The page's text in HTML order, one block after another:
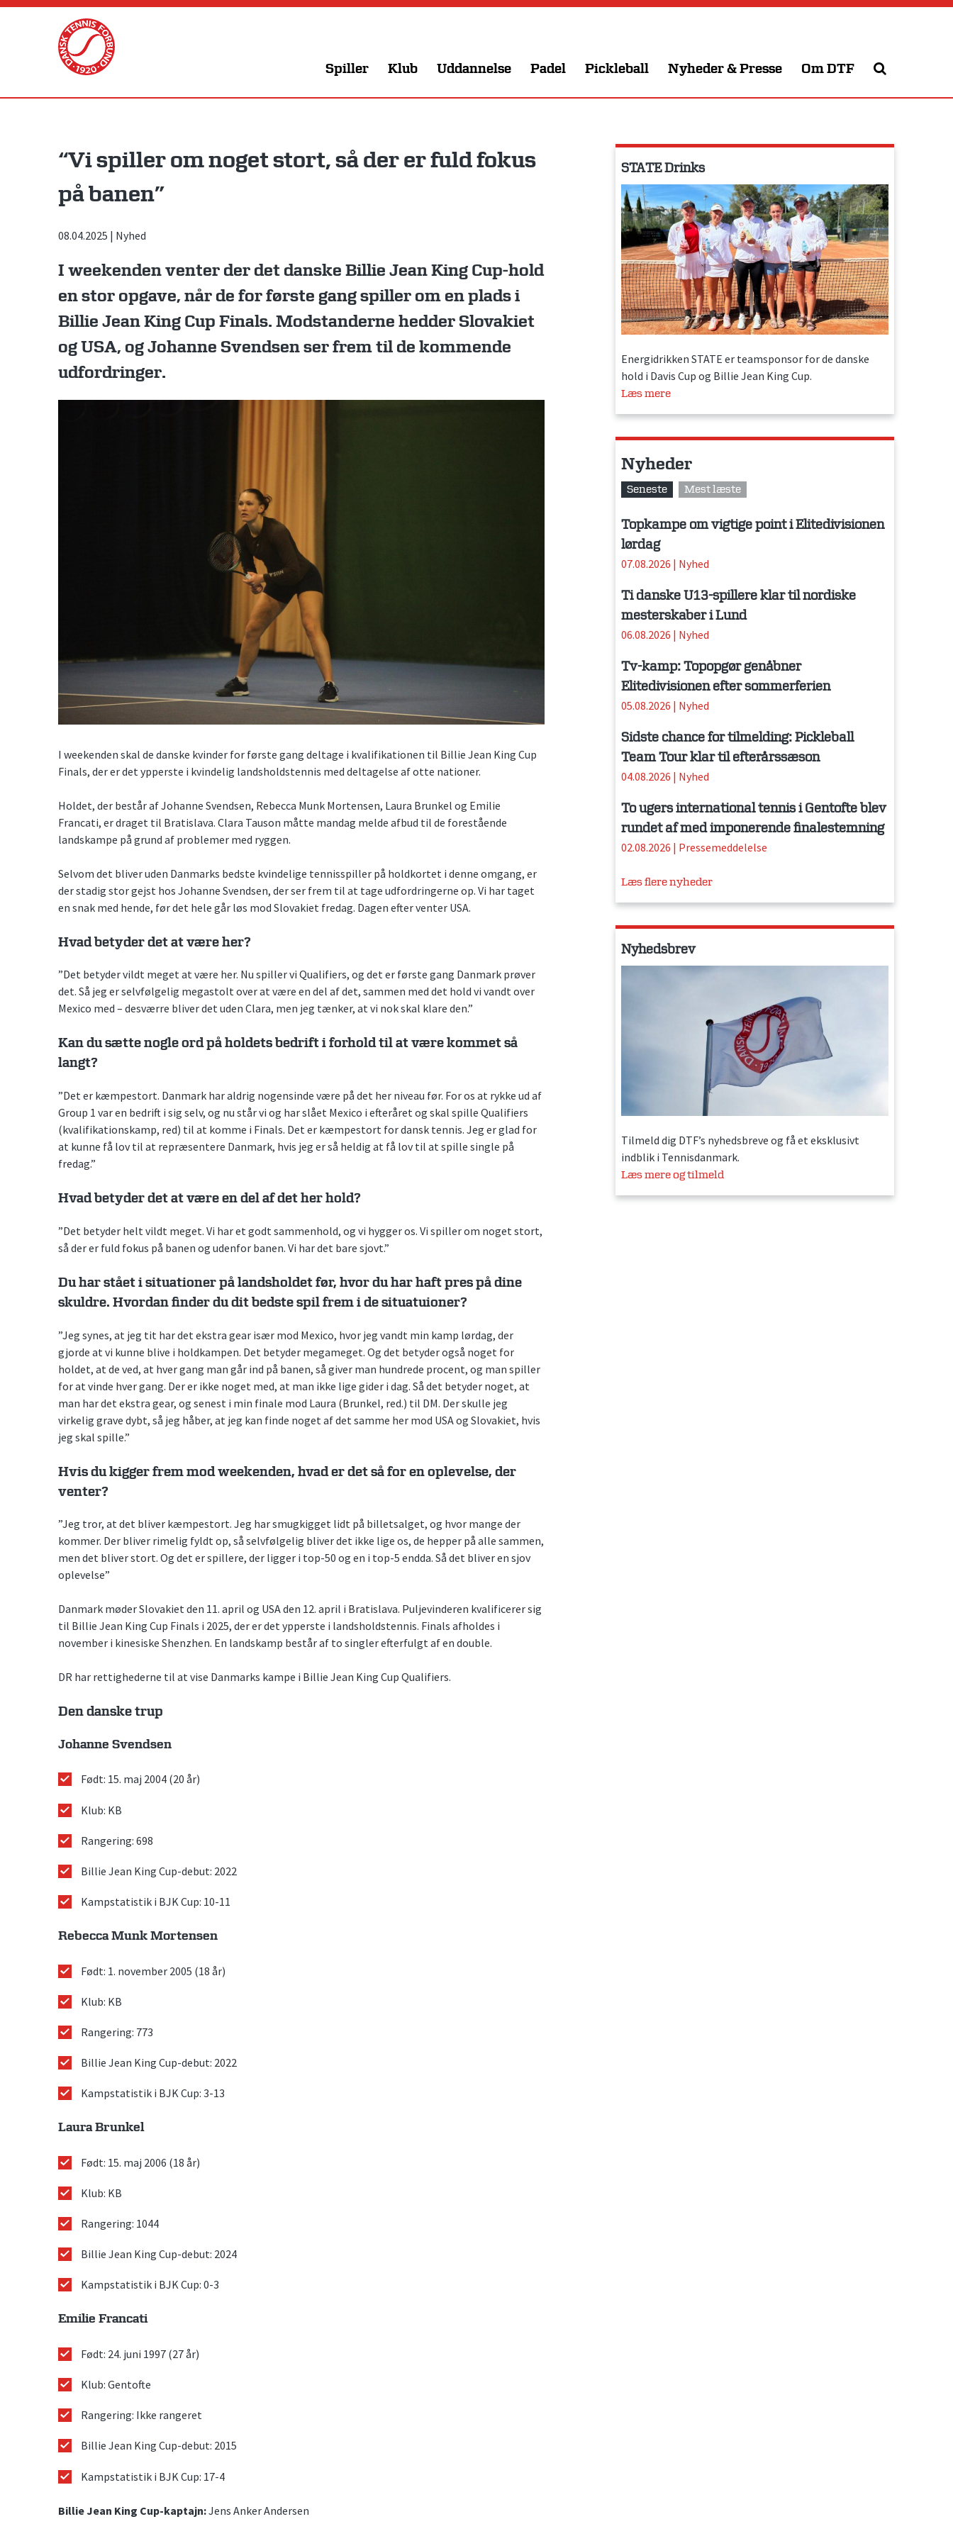
Skip
Spiller Klub Uddannelse Padel Pickleball Nyheder & Presse Om DTF
“Vi spiller om noget stort, så der er fuld fokus
på banen”
08.04.2025 | Nyhed
I weekenden venter der det danske Billie Jean King Cup-hold
en stor opgave, når de for første gang spiller om en plads i
Billie Jean King Cup Finals. Modstanderne hedder Slovakiet
og USA, og Johanne Svendsen ser frem til de kommende
udfordringer.
I weekenden skal de danske kvinder for første gang deltage i kvalifikationen til Billie Jean King Cup
Finals, der er det ypperste i kvindelig landsholdstennis med deltagelse af otte nationer.
Holdet, der består af Johanne Svendsen, Rebecca Munk Mortensen, Laura Brunkel og Emilie
Francati, er draget til Bratislava. Clara Tauson måtte mandag melde afbud til de forestående
landskampe på grund af problemer med ryggen.
Selvom det bliver uden Danmarks bedste kvindelige tennisspiller på holdkortet i denne omgang, er
der stadig stor gejst hos Johanne Svendsen, der ser frem til at tage udfordringerne op. Vi har taget
en snak med hende, før det hele går løs mod Slovakiet fredag. Dagen efter venter USA.
Hvad betyder det at være her?
”Det betyder vildt meget at være her. Nu spiller vi Qualifiers, og det er første gang Danmark prøver
det. Så jeg er selvfølgelig megastolt over at være en del af det, sammen med det hold vi vandt over
Mexico med – desværre bliver det uden Clara, men jeg tænker, at vi nok skal klare den.”
Kan du sætte nogle ord på holdets bedrift i forhold til at være kommet så
langt?
”Det er kæmpestort. Danmark har aldrig nogensinde være på det her niveau før. For os at rykke ud af
Group 1 var en bedrift i sig selv, og nu står vi og har slået Mexico i efteråret og skal spille Qualifiers
(kvalifikationskamp, red) til at komme i Finals. Det er kæmpestort for dansk tennis. Jeg er glad for
at kunne få lov til at repræsentere Danmark, hvis jeg er så heldig at få lov til at spille single på
fredag.”
Hvad betyder det at være en del af det her hold?
”Det betyder helt vildt meget. Vi har et godt sammenhold, og vi hygger os. Vi spiller om noget stort,
så der er fuld fokus på banen og udenfor banen. Vi har det bare sjovt.”
Du har stået i situationer på landsholdet før, hvor du har haft pres på dine
skuldre. Hvordan finder du dit bedste spil frem i de situatuioner?
”Jeg synes, at jeg tit har det ekstra gear især mod Mexico, hvor jeg vandt min kamp lørdag, der
gjorde at vi kunne blive i holdkampen. Det betyder megameget. Og det betyder også noget for
holdet, at de ved, at hver gang man går ind på banen, så giver man hundrede procent, og man spiller
for at vinde hver gang. Der er ikke noget med, at man ikke lige gider i dag. Så det betyder noget, at
man har det ekstra gear, og senest i min finale mod Laura (Brunkel, red.) til DM. Der skulle jeg
virkelig grave dybt, så jeg håber, at jeg kan finde noget af det samme her mod USA og Slovakiet, hvis
jeg skal spille.”
Hvis du kigger frem mod weekenden, hvad er det så for en oplevelse, der
venter?
”Jeg tror, at det bliver kæmpestort. Jeg har smugkigget lidt på billetsalget, og hvor mange der
kommer. Der bliver rimelig fyldt op, så selvfølgelig bliver det ikke lige os, de hepper på alle sammen,
men det bliver stort. Og det er spillere, der ligger i top-50 og en i top-5 endda. Så det bliver en sjov
oplevelse”
Danmark møder Slovakiet den 11. april og USA den 12. april i Bratislava. Puljevinderen kvalificerer sig
til Billie Jean King Cup Finals i 2025, der er det ypperste i landsholdstennis. Finals afholdes i
november i kinesiske Shenzhen. En landskamp består af to singler efterfulgt af en double.
DR har rettighederne til at vise Danmarks kampe i Billie Jean King Cup Qualifiers.
Den danske trup
Johanne Svendsen
Født: 15. maj 2004 (20 år)
Klub: KB
Rangering: 698
Billie Jean King Cup-debut: 2022
Kampstatistik i BJK Cup: 10-11
Rebecca Munk Mortensen
Født: 1. november 2005 (18 år)
Klub: KB
Rangering: 773
Billie Jean King Cup-debut: 2022
Kampstatistik i BJK Cup: 3-13
Laura Brunkel
Født: 15. maj 2006 (18 år)
Klub: KB
Rangering: 1044
Billie Jean King Cup-debut: 2024
Kampstatistik i BJK Cup: 0-3
Emilie Francati
Født: 24. juni 1997 (27 år)
Klub: Gentofte
Rangering: Ikke rangeret
Billie Jean King Cup-debut: 2015
Kampstatistik i BJK Cup: 17-4
Billie Jean King Cup-kaptajn:Jens Anker Andersen
STATE Drinks
Energidrikken STATE er teamsponsor for de danske
hold i Davis Cup og Billie Jean King Cup.
Læs mere
Nyheder
Seneste Mest læste
Topkampe om vigtige point i Elitedivisionen
lørdag
07.08.2026 | Nyhed
Ti danske U13-spillere klar til nordiske
mesterskaber i Lund
06.08.2026 | Nyhed
Tv-kamp: Topopgør genåbner
Elitedivisionen efter sommerferien
05.08.2026 | Nyhed
Sidste chance for tilmelding: Pickleball
Team Tour klar til efterårssæson
04.08.2026 | Nyhed
To ugers international tennis i Gentofte blev
rundet af med imponerende finalestemning
02.08.2026 | Pressemeddelelse
Læs flere nyheder
Nyhedsbrev
Tilmeld dig DTF’s nyhedsbreve og få et eksklusivt
indblik i Tennisdanmark.
Læs mere og tilmeld